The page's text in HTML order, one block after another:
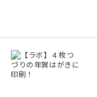
マイアカウント
カートを見る